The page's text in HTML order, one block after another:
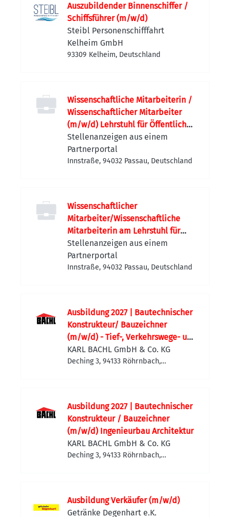
Auszubildender Binnenschiffer /
Schiffsführer (m/w/d)
Steibl Personenschifffahrt
Kelheim GmbH
93309 Kelheim, Deutschland
Wissenschaftliche Mitarbeiterin /
Wissenschaftlicher Mitarbeiter
(m/w/d) Lehrstuhl für Öffentliches
Recht, Sicherheitsrecht und das
Recht der neuen Technologien
Stellenanzeigen aus einem
Partnerportal
Innstraße, 94032 Passau, Deutschland
Wissenschaftlicher
Mitarbeiter/Wissenschaftliche
Mitarbeiterin am Lehrstuhl für
Digitale Sicherheit
Stellenanzeigen aus einem
Partnerportal
Innstraße, 94032 Passau, Deutschland
Ausbildung 2027 | Bautechnischer
Konstrukteur/ Bauzeichner
(m/w/d) - Tief-, Verkehrswege- und
Landschaftsbau
KARL BACHL GmbH & Co. KG
Deching 3, 94133 Röhrnbach,
Ausbildung 2027 | Bautechnischer
Konstrukteur / Bauzeichner
(m/w/d) Ingenieurbau Architektur
KARL BACHL GmbH & Co. KG
Deching 3, 94133 Röhrnbach,
Ausbildung Verkäufer (m/w/d)
Getränke Degenhart e.K.